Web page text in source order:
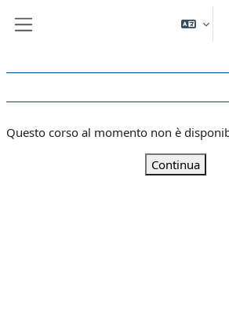
Questo corso al momento non è
Continua